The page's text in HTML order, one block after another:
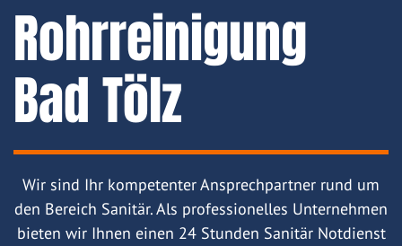
Rohrreinigung
Bad Tölz
Wir sind Ihr kompetenter Ansprechpartner rund um
den Bereich Sanitär. Als professionelles Unternehmen
bieten wir Ihnen einen 24 Stunden Sanitär Notdienst